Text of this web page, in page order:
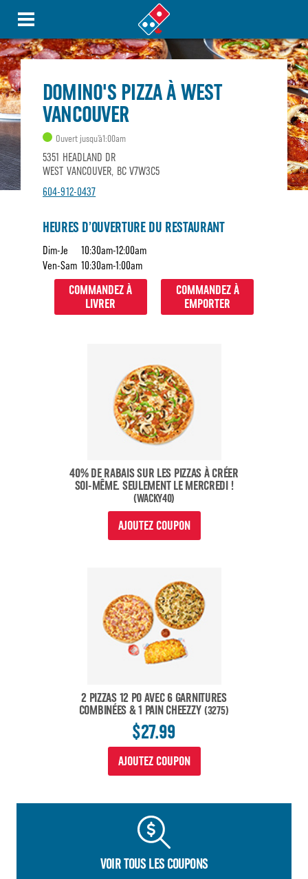
DOMINO'S PIZZA À WEST
VANCOUVER
Ouvert jusqu’à1:00am
5351 HEADLAND DR
WEST VANCOUVER, BC V7W3C5
604-912-0437
HEURES D’OUVERTURE DU RESTAURANT
Dim-Je
10:30am-12:00am
Ven-Sam 10:30am-1:00am
COMMANDEZ À
LIVRER
COMMANDEZ À
EMPORTER
40% DE RABAIS SUR LES PIZZAS À CRÉER
SOI-MÊME. SEULEMENT LE MERCREDI !
(WACKY40)
AJOUTEZ COUPON
2 PIZZAS 12 PO AVEC 6 GARNITURES
COMBINÉES & 1 PAIN CHEEZZY (3275)
$27.99
AJOUTEZ COUPON
VOIR TOUS LES COUPONS